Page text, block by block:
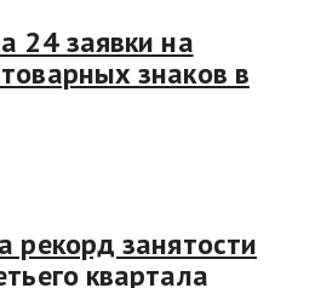
24 заявки на
знаков в
рекорд занятости
квартала